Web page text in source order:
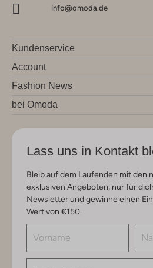
info@omoda.de
Kundenservice
Account
Fashion News
bei Omoda
Lass uns in Kontakt
Bleib auf dem Laufenden mit den
exklusiven Angeboten, nur für
Newsletter und gewinne einen
Wert von €150.